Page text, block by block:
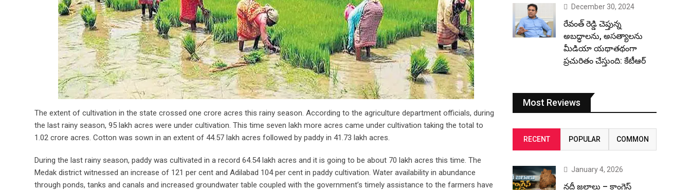
The extent of cultivation in the state crossed one crore acres this rainy season. According to the agriculture department officials, during
the last rainy season, 95 lakh acres were under cultivation. This time seven lakh more acres came under cultivation taking the total to
1.02 crore acres. Cotton was sown in an extent of 44.57 lakh acres followed by paddy in 41.73 lakh acres.
During the last rainy season, paddy was cultivated in a record 64.54 lakh acres and it is going to be about 70 lakh acres this time. The
Medak district witnessed an increase of 121 per cent and Adilabad 104 per cent in paddy cultivation. Water availability in abundance
through ponds, tanks and canals and increased groundwater table coupled with the government’s timely assistance to the farmers have
December 30, 2024
రేవంత్ రెడ్డి చెప్తున్న
అబద్ధాలను, అసత్యాలను
మీడియా యథాతథంగా
ప్రచురితం చేస్తుంది: కేటీఆర్
Most Reviews
RECENT POPULAR COMMON
January 4, 2026
నదీ జలాలు – కాంగ్రెస్